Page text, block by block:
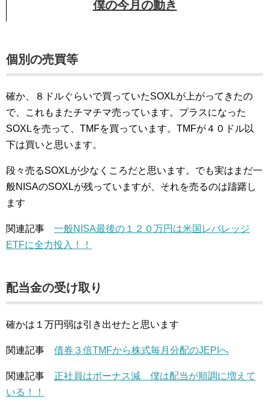
僕の今月の動き
個別の売買等
確か、８ドルぐらいで買っていたSOXLが上がってきたの
で、これもまたチマチマ売っています。プラスになった
SOXLを売って、TMFを買っています。TMFが４０ドル以
下は買いと思います。
段々売るSOXLが少なくころだと思います。でも実はまだ一
般NISAのSOXLが残っていますが、それを売るのは躊躇し
ます
関連記事 一般NISA最後の１２０万円は米国レバレッジ
ETFに全力投入！！
配当金の受け取り
確かは１万円弱は引き出せたと思います
関連記事 債券３倍TMFから株式毎月分配のJEPIへ
関連記事 正社員はボーナス減 僕は配当が順調に増えて
いる！！